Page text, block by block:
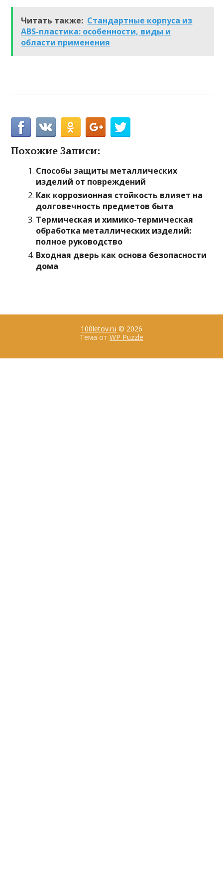
Читать также: Стандартные корпуса из
ABS-пластика: особенности, виды и
области применения
Похожие Записи:
Способы защиты металлических
изделий от повреждений
Как коррозионная стойкость влияет на
долговечность предметов быта
Термическая и химико-термическая
обработка металлических изделий:
полное руководство
Входная дверь как основа безопасности
дома
100letov.ru © 2026
Тема от WP Puzzle